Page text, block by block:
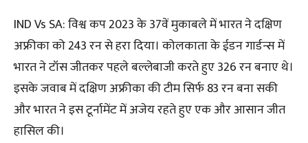
IND Vs SA: विश्व कप 2023 के 37वें मुकाबले में भारत ने दक्षिण
अफ्रीका को 243 रन से हरा दिया। कोलकाता के ईडन गार्डन्स में
भारत ने टॉस जीतकर पहले बल्लेबाजी करते हुए 326 रन बनाए थे।
इसके जवाब में दक्षिण अफ्रीका की टीम सिर्फ 83 रन बना सकी
और भारत ने इस टूर्नामेंट में अजेय रहते हुए एक और आसान जीत
हासिल की।